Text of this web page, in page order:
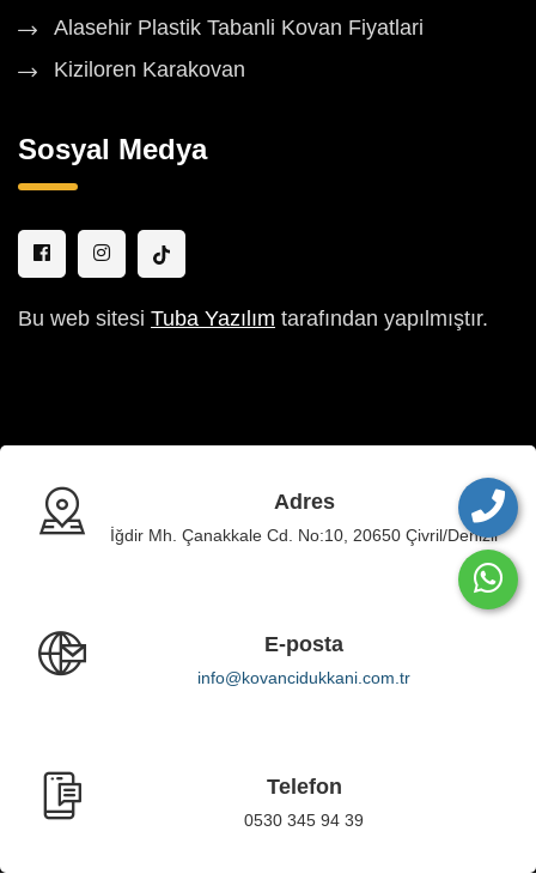
Alasehir Plastik Tabanli Kovan Fiyatlari
Kiziloren Karakovan
Sosyal Medya
Bu web sitesi Tuba Yazılım tarafından yapılmıştır.
Adres
İğdir Mh. Çanakkale Cd. No:10, 20650 Çivril/Denizli
E-posta
info@kovancidukkani.com.tr
Telefon
0530 345 94 39